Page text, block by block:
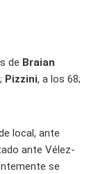
de Braian
Pizzini, a los 68;
local, ante
ante Vélez-
se